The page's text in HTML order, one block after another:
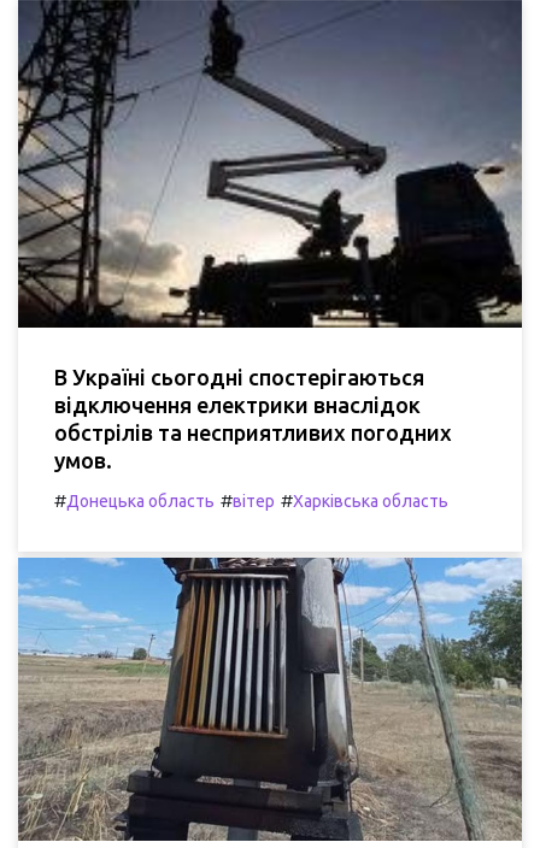
В Україні сьогодні спостерігаються
відключення електрики внаслідок
обстрілів та несприятливих погодних
умов.
#Донецька область #вітер #Харківська область